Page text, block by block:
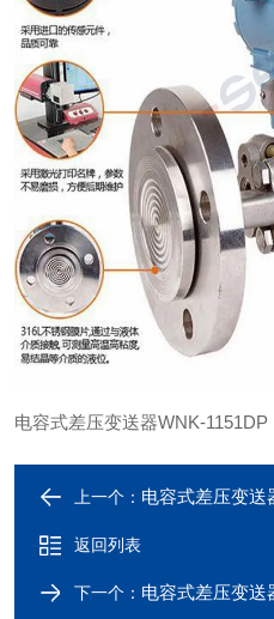
电容式差压变送器WNK-
上一个： 电容式差压变送
返回列表
下一个： 电容式差压变送